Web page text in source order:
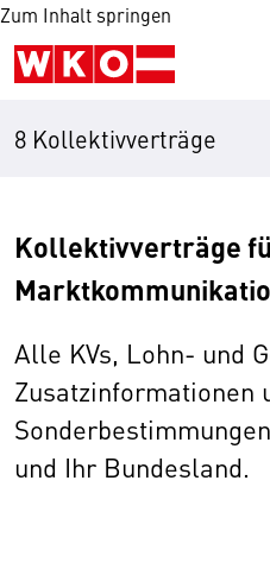
Zum Inhalt springen
8 Kollektivverträge
Kollektivverträge
Alle KVs, Lohn- und
Zusatzinformationen
und Ihr Bundesland.